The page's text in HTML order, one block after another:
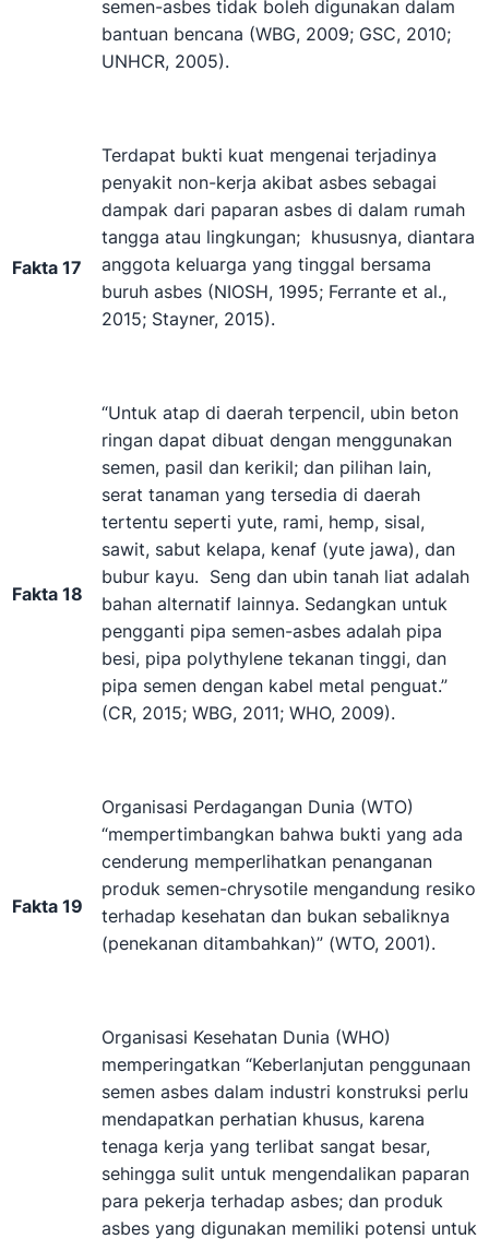
semen-asbes tidak boleh digunakan dalam
bantuan bencana (WBG, 2009; GSC, 2010;
UNHCR, 2005).
Fakta 17
Terdapat bukti kuat mengenai terjadinya
penyakit non-kerja akibat asbes sebagai
dampak dari paparan asbes di dalam rumah
tangga atau lingkungan; khususnya, diantara
anggota keluarga yang tinggal bersama
buruh asbes (NIOSH, 1995; Ferrante et al.,
2015; Stayner, 2015).
Fakta 18
“Untuk atap di daerah terpencil, ubin beton
ringan dapat dibuat dengan menggunakan
semen, pasil dan kerikil; dan pilihan lain,
serat tanaman yang tersedia di daerah
tertentu seperti yute, rami, hemp, sisal,
sawit, sabut kelapa, kenaf (yute jawa), dan
bubur kayu. Seng dan ubin tanah liat adalah
bahan alternatif lainnya. Sedangkan untuk
pengganti pipa semen-asbes adalah pipa
besi, pipa polythylene tekanan tinggi, dan
pipa semen dengan kabel metal penguat.”
(CR, 2015; WBG, 2011; WHO, 2009).
Fakta 19
Organisasi Perdagangan Dunia (WTO)
“mempertimbangkan bahwa bukti yang ada
cenderung memperlihatkan penanganan
produk semen-chrysotile mengandung resiko
terhadap kesehatan dan bukan sebaliknya
(penekanan ditambahkan)” (WTO, 2001).
Organisasi Kesehatan Dunia (WHO)
memperingatkan “Keberlanjutan penggunaan
semen asbes dalam industri konstruksi perlu
mendapatkan perhatian khusus, karena
tenaga kerja yang terlibat sangat besar,
sehingga sulit untuk mengendalikan paparan
para pekerja terhadap asbes; dan produk
asbes yang digunakan memiliki potensi untuk